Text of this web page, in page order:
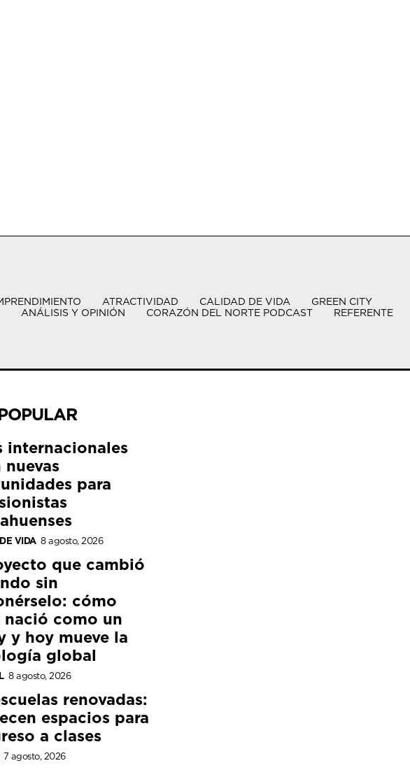
ATRACTIVIDAD CALIDAD DE VIDA
GREEN CITY
ANÁLISIS Y OPINIÓN
CORAZÓN DEL NORTE PODCAST REFERENTE
internacionales
para
VIDA 8 agosto, 2026
que cambió
sin
cómo
nació como un
y hoy mueve la
global
8 agosto, 2026
renovadas:
espacios para
a clases
7 agosto, 2026